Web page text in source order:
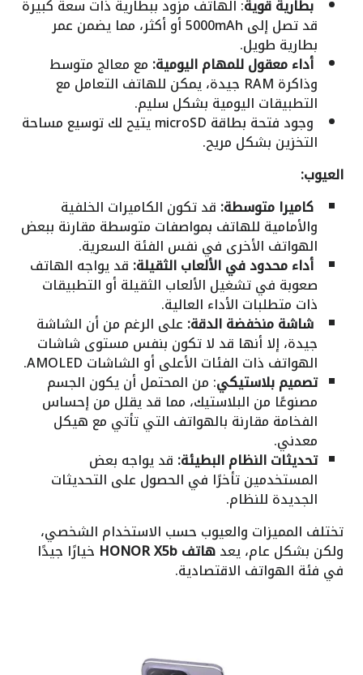
بطارية قوية: الهاتف مزود ببطارية ذات سعة كبيرة
قد تصل إلى 5000mAh أو أكثر، مما يضمن عمر
بطارية طويل.
أداء معقول للمهام اليومية: مع معالج متوسط
وذاكرة RAM جيدة، يمكن للهاتف التعامل مع
التطبيقات اليومية بشكل سليم.
وجود فتحة بطاقة microSD يتيح لك توسيع مساحة
التخزين بشكل مريح.
العيوب:
كاميرا متوسطة: قد تكون الكاميرات الخلفية
والأمامية للهاتف بمواصفات متوسطة مقارنة ببعض
الهواتف الأخرى في نفس الفئة السعرية.
أداء محدود في الألعاب الثقيلة: قد يواجه الهاتف
صعوبة في تشغيل الألعاب الثقيلة أو التطبيقات
ذات متطلبات الأداء العالية.
شاشة منخفضة الدقة: على الرغم من أن الشاشة
جيدة، إلا أنها قد لا تكون بنفس مستوى شاشات
الهواتف ذات الفئات الأعلى أو الشاشات AMOLED.
تصميم بلاستيكي: من المحتمل أن يكون الجسم
مصنوعًا من البلاستيك، مما قد يقلل من إحساس
الفخامة مقارنة بالهواتف التي تأتي مع هيكل
معدني.
تحديثات النظام البطيئة: قد يواجه بعض
المستخدمين تأخرًا في الحصول على التحديثات
الجديدة للنظام.
تختلف المميزات والعيوب حسب الاستخدام الشخصي،
ولكن بشكل عام، يعدهاتف HONOR X5b خيارًا جيدًا
في فئة الهواتف الاقتصادية.